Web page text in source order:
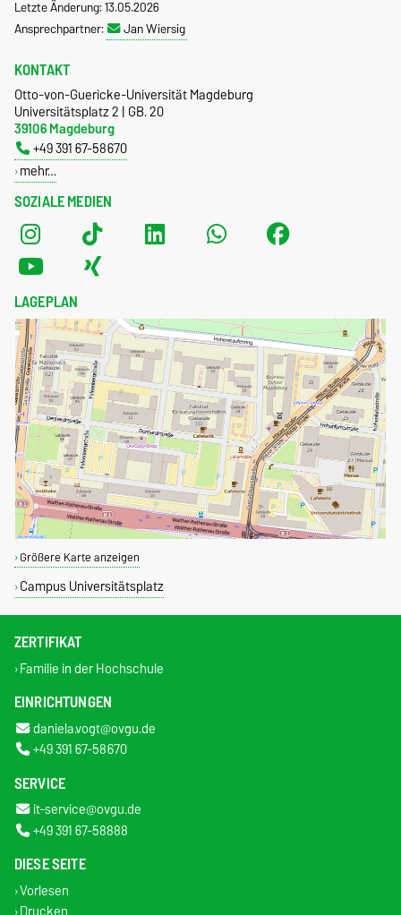
Letzte Änderung: 13.05.2026
Ansprechpartner:
Jan Wiersig
SOZIALE MEDIEN
KONTAKT
Otto-von-Guericke-Universität Magdeburg
Universitätsplatz 2 | GB. 20
39106 Magdeburg
+49 391 67-58670
mehr…
LAGEPLAN
Größere Karte anzeigen
Campus Universitätsplatz
ZERTIFIKAT
Familie in der Hochschule
EINRICHTUNGEN
daniela.vogt@ovgu.de
+49 391 67-58670
SERVICE
it-service@ovgu.de
+49 391 67-58888
DIESE SEITE
Vorlesen